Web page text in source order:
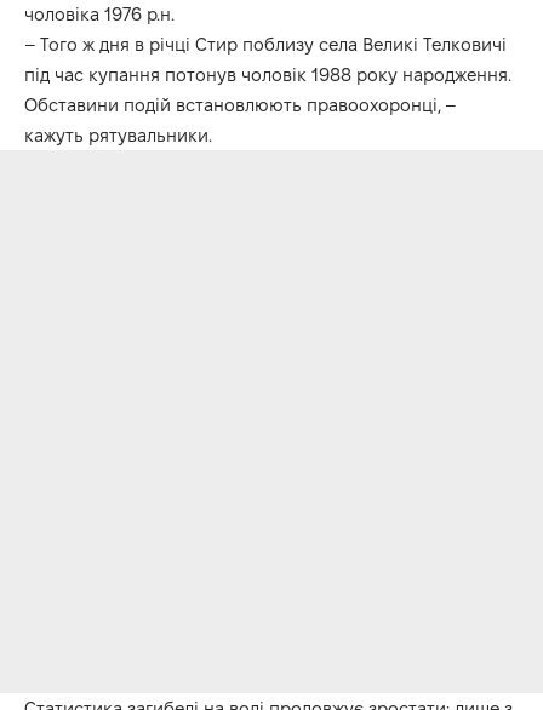
чоловіка 1976 р.н.
– Того ж дня в річці Стир поблизу села Великі Телковичі
під час купання потонув чоловік 1988 року народження.
Обставини подій встановлюють правоохоронці, –
кажуть рятувальники.